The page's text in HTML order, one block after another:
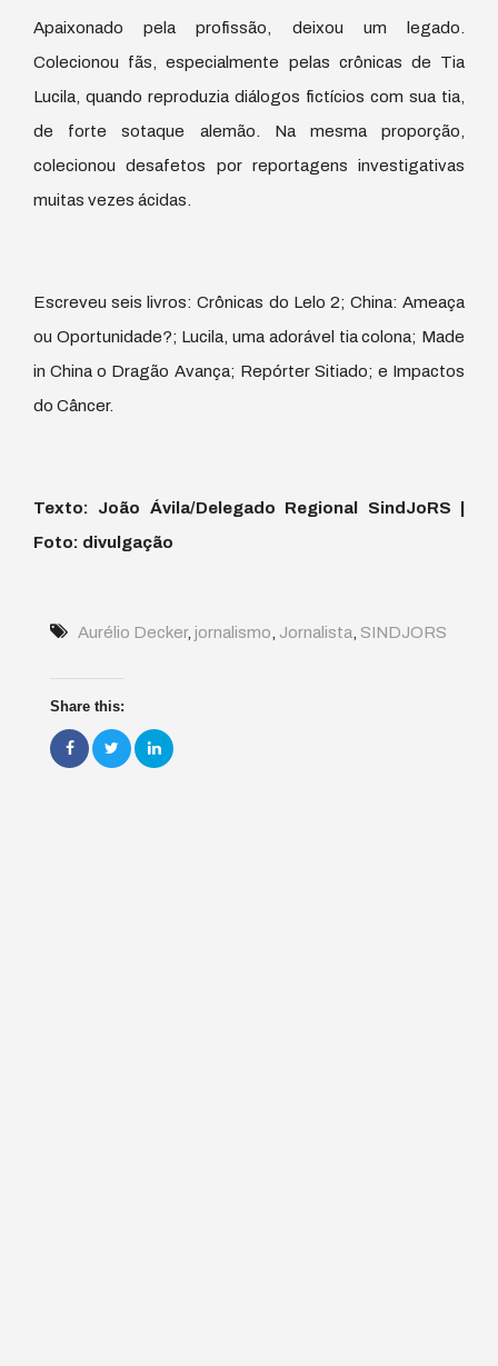
Apaixonado pela profissão, deixou um legado.
Colecionou fãs, especialmente pelas crônicas de Tia
Lucila, quando reproduzia diálogos fictícios com sua tia,
de forte sotaque alemão. Na mesma proporção,
colecionou desafetos por reportagens investigativas
muitas vezes ácidas.
Escreveu seis livros: Crônicas do Lelo 2; China: Ameaça
ou Oportunidade?; Lucila, uma adorável tia colona; Made
in China o Dragão Avança; Repórter Sitiado; e Impactos
do Câncer.
Texto: João Ávila/Delegado Regional SindJoRS |
Foto: divulgação
Aurélio Decker, jornalismo Jornalista SINDJORS
Share this: